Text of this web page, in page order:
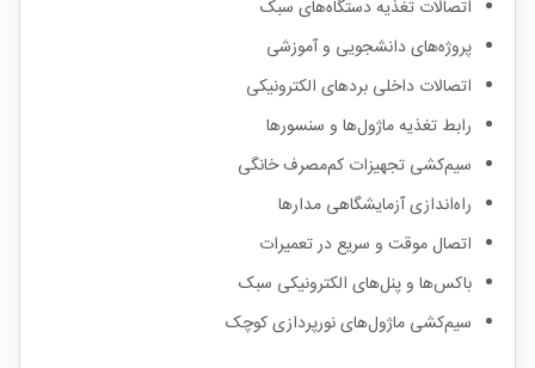
اتصالات تغذیه دستگاه‌های سبک
پروژه‌های دانشجویی و آموزشی
اتصالات داخلی بردهای الکترونیکی
رابط تغذیه ماژول‌ها و سنسورها
سیم‌کشی تجهیزات کم‌مصرف خانگی
راه‌اندازی آزمایشگاهی مدارها
اتصال موقت و سریع در تعمیرات
باکس‌ها و پنل‌های الکترونیکی سبک
سیم‌کشی ماژول‌های نورپردازی کوچک